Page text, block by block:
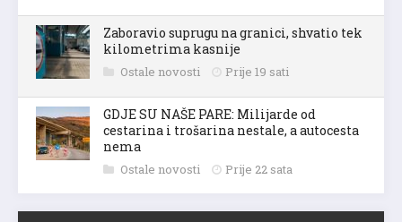
Zaboravio suprugu na granici, shvatio tek
kilometrima kasnije
Ostale novosti Prije 19 sati
GDJE SU NAŠE PARE: Milijarde od
cestarina i trošarina nestale, a autocesta
nema
Ostale novosti Prije 22 sata